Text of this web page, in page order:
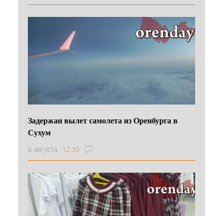
Задержан вылет самолета из Оренбурга в
Сухум
6 августа 12:35